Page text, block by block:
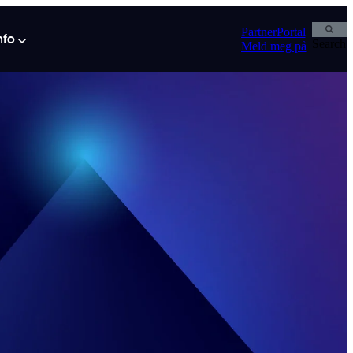
PartnerPortal
Meld meg på Search